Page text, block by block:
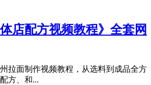
店配方视频教程》全套网
拉面制作视频教程，从选料到成品全方
方、和...